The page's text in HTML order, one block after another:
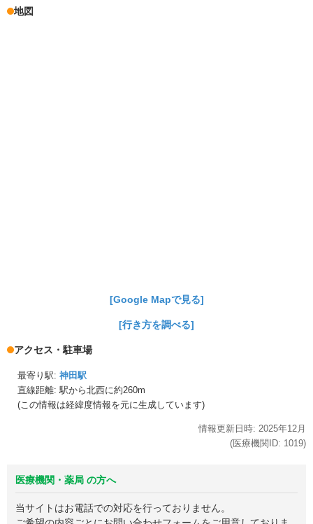
地図
[Google Mapで見る]
[行き方を調べる]
アクセス・駐車場
最寄り駅: 神田駅
直線距離: 駅から北西に約260m
(この情報は経緯度情報を元に生成しています)
情報更新日時: 2025年12月
(医療機関ID: 1019)
医療機関・薬局 の方へ
当サイトはお電話での対応を行っておりません。